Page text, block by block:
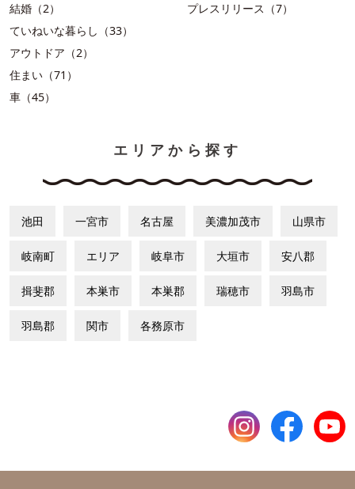
結婚（2）
ていねいな暮らし（33）
アウトドア（2）
住まい（71）
車（45）
プレスリリース（7）
エリアから探す
池田 一宮市 名古屋 美濃加茂市 山県市
岐南町 エリア 岐阜市 大垣市 安八郡
揖斐郡 本巣市 本巣郡 瑞穂市 羽島市
羽島郡 関市 各務原市